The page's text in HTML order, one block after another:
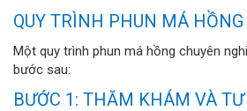
QUY TRÌNH PHUN MÁ
Một quy trình phun má hồng chuyên
bước sau:
BƯỚC 1: THĂM KHÁM VÀ